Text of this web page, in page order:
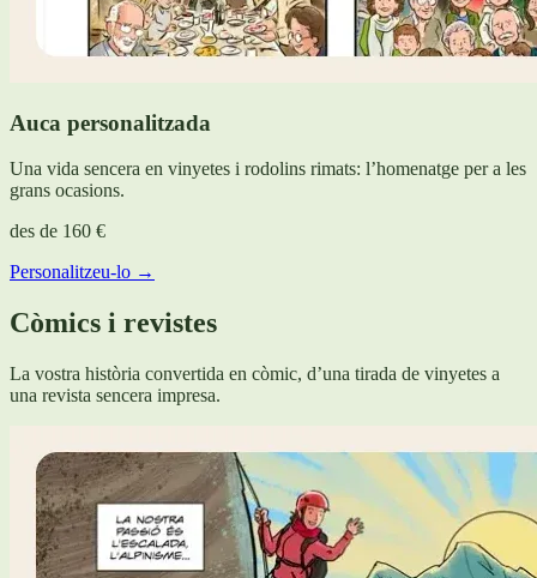
Auca personalitzada
Una vida sencera en vinyetes i rodolins rimats: l’homenatge per a les
grans ocasions.
des de 160 €
Personalitzeu-lo →
Còmics i revistes
La vostra història convertida en còmic, d’una tirada de vinyetes a
una revista sencera impresa.